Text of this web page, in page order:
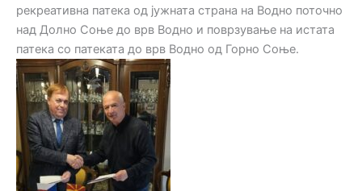
рекреативна патека од јужната страна на Водно поточно
над Долно Соње до врв Водно и поврзување на истата
патека со патеката до врв Водно од Горно Соње.